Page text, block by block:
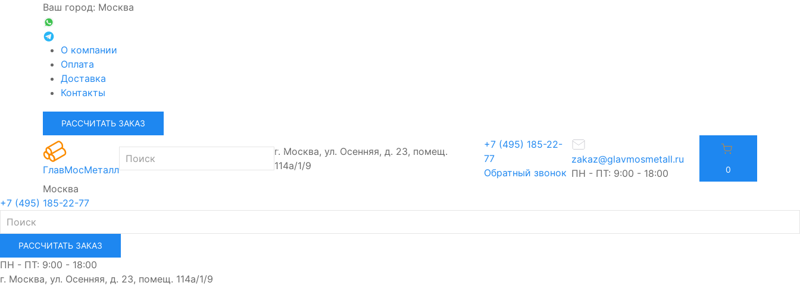
Ваш город: Москва
О компании
Оплата
Доставка
Контакты
РАССЧИТАТЬ ЗАКАЗ
ГлавМосМеталл
г. Москва, ул. Осенняя, д. 23, помещ.
114а/1/9
+7 (495) 185-22-
77
Обратный звонок
zakaz@glavmosmetall.ru
ПН - ПТ: 9:00 - 18:00
0
Москва
+7 (495) 185-22-77
РАССЧИТАТЬ ЗАКАЗ
ПН - ПТ: 9:00 - 18:00
г. Москва, ул. Осенняя, д. 23, помещ. 114а/1/9